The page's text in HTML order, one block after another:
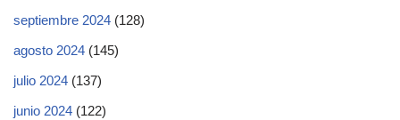
septiembre 2024 (128)
agosto 2024 (145)
julio 2024 (137)
junio 2024 (122)